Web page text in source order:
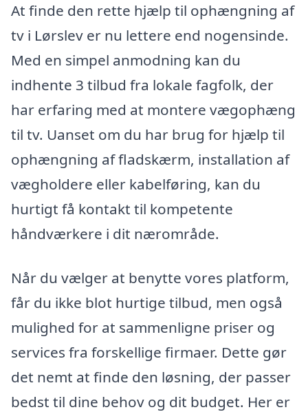
At finde den rette hjælp til ophængning af
tv i Lørslev er nu lettere end nogensinde.
Med en simpel anmodning kan du
indhente 3 tilbud fra lokale fagfolk, der
har erfaring med at montere vægophæng
til tv. Uanset om du har brug for hjælp til
ophængning af fladskærm, installation af
vægholdere eller kabelføring, kan du
hurtigt få kontakt til kompetente
håndværkere i dit nærområde.
Når du vælger at benytte vores platform,
får du ikke blot hurtige tilbud, men også
mulighed for at sammenligne priser og
services fra forskellige firmaer. Dette gør
det nemt at finde den løsning, der passer
bedst til dine behov og dit budget. Her er